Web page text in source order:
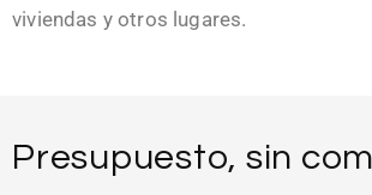
viviendas y otros lugares.
Presupuesto, sin